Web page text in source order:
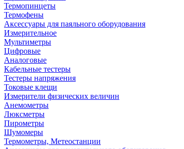
Термопинцеты
Термофены
Аксессуары для паяльного оборудования
Измерительное
Мультиметры
Цифровые
Аналоговые
Кабельные тестеры
Тестеры напряжения
Токовые клещи
Измерители физических величин
Анемометры
Люксметры
Пирометры
Шумомеры
Термометры, Метеостанции